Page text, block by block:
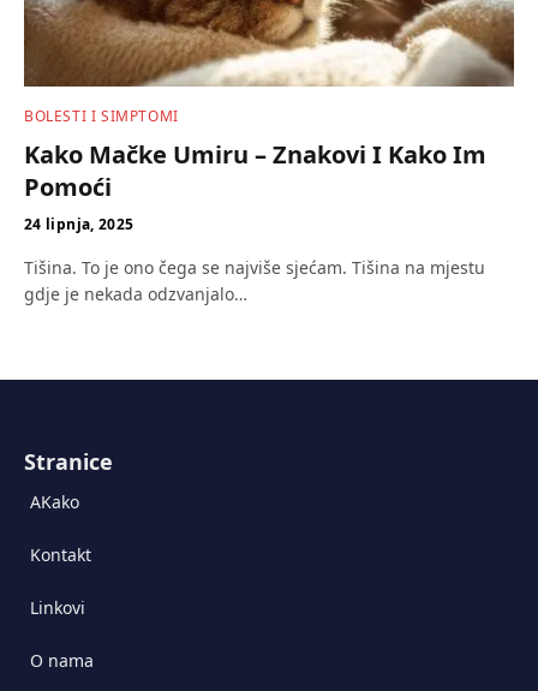
BOLESTI I SIMPTOMI
Kako Mačke Umiru – Znakovi I Kako Im
Pomoći
24 lipnja, 2025
Tišina. To je ono čega se najviše sjećam. Tišina na mjestu
gdje je nekada odzvanjalo…
Stranice
AKako
Kontakt
Linkovi
O nama